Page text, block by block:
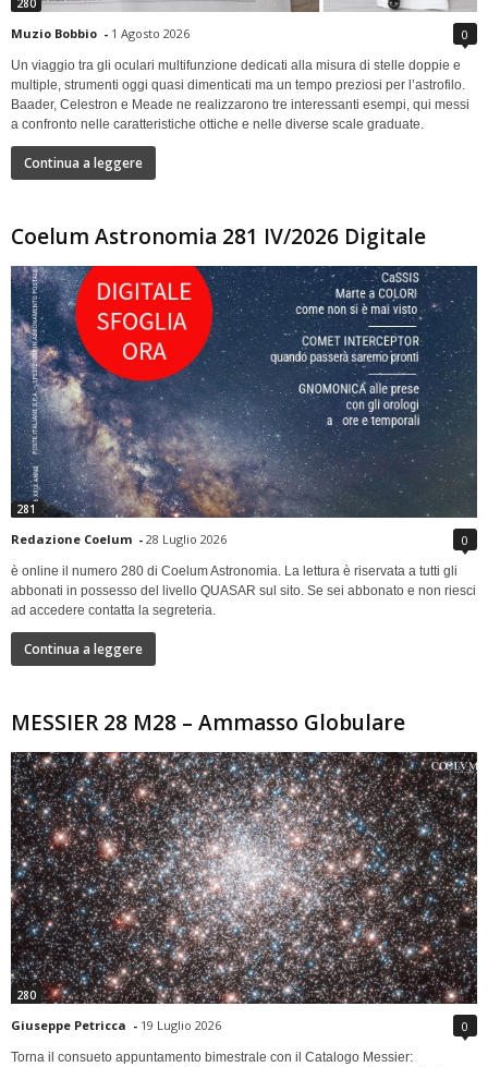
280
Muzio Bobbio - 1 Agosto 2026 0
Un viaggio tra gli oculari multifunzione dedicati alla misura di stelle doppie e
multiple, strumenti oggi quasi dimenticati ma un tempo preziosi per l’astrofilo.
Baader, Celestron e Meade ne realizzarono tre interessanti esempi, qui messi
a confronto nelle caratteristiche ottiche e nelle diverse scale graduate.
Continua a leggere
Coelum Astronomia 281 IV/2026 Digitale
281
Redazione Coelum - 28 Luglio 2026 0
è online il numero 280 di Coelum Astronomia. La lettura è riservata a tutti gli
abbonati in possesso del livello QUASAR sul sito. Se sei abbonato e non riesci
ad accedere contatta la segreteria.
Continua a leggere
MESSIER 28 M28 – Ammasso Globulare
280
Giuseppe Petricca - 19 Luglio 2026 0
Torna il consueto appuntamento bimestrale con il Catalogo Messier: